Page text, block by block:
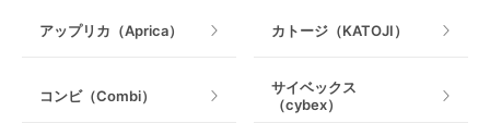
室内遊具
アップリカ（Aprica） カトージ（KATOJI）
コンビ（Combi）
サイベックス
（cybex）